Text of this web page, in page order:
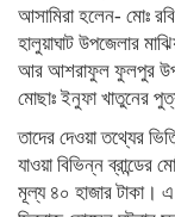
আসামিরা হলেন- মোঃ
হালুয়াঘাট উপজেলার
আর আশরাফুল ফুলপুর
মোছাঃ ইনুফা খাতুনের
তাদের দেওয়া তথ্যের
যাওয়া বিভিন্ন
মূল্য ৪০ হাজার টাকা। এ